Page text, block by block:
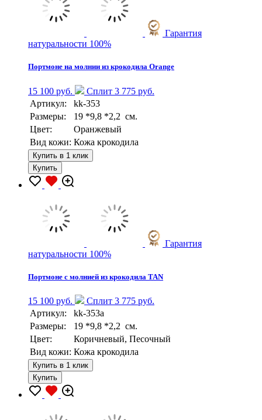
Гарантия
натуральности 100%
Портмоне на молнии из крокодила Orange
15 100 руб.
Сплит 3 775 руб.
Артикул:
kk-353
Размеры:
19 *9,8 *2,2 см.
Цвет:
Оранжевый
Вид кожи: Кожа крокодила
Купить в 1 клик
Купить
Гарантия
натуральности 100%
Портмоне с молнией из крокодила TAN
15 100 руб.
Сплит 3 775 руб.
Артикул:
kk-353a
Размеры:
19 *9,8 *2,2 см.
Цвет:
Коричневый, Песочный
Вид кожи: Кожа крокодила
Купить в 1 клик
Купить